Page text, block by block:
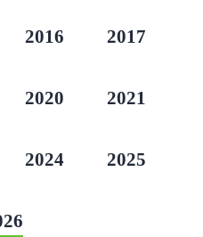
2016 2017
2020 2021
2024 2025